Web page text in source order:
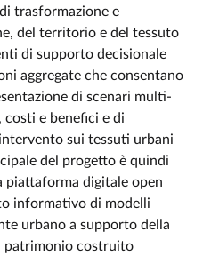
trasformazione e
del territorio e del tessuto
di supporto decisionale
aggregate che consentano
di scenari multi-
costi e benefici e di
sui tessuti urbani
del progetto è quindi
piattaforma digitale open
informativo di modelli
urbano a supporto della
patrimonio costruito